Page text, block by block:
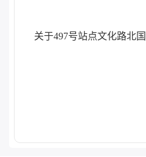
关于497号站点文化路北